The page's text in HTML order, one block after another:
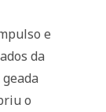
e
da
o